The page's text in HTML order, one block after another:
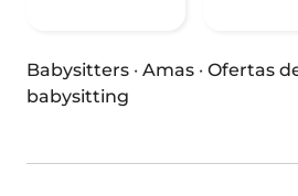
Babysitters · Amas · Ofertas
babysitting